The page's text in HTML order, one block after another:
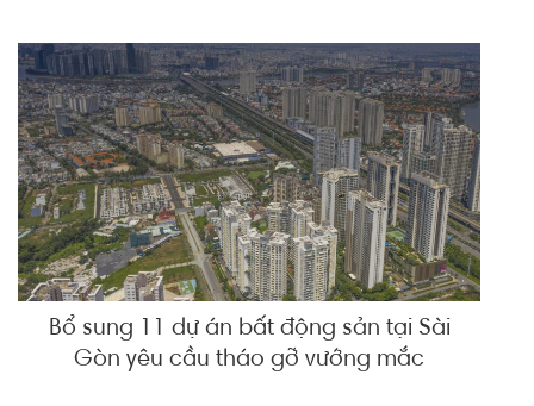
Bổ sung 11 dự án bất động sản tại Sài
Gòn yêu cầu tháo gỡ vướng mắc